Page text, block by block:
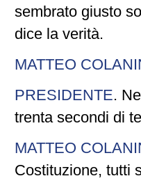
sembrato giusto
dice la verità.
MATTEO
PRESIDENTE.
trenta secondi di
MATTEO
Costituzione, tutti